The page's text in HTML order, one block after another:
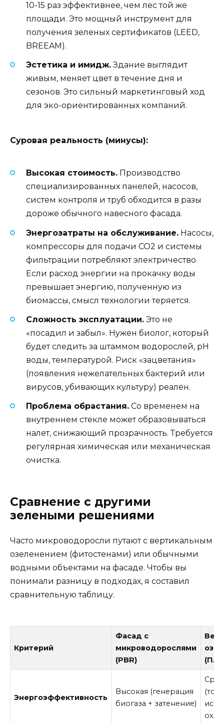
10-15 раз эффективнее, чем лес той же
площади. Это мощный инструмент для
получения зеленых сертификатов (LEED,
BREEAM).
Эстетика и имидж.Здание выглядит
живым, меняет цвет в течение дня и
сезонов. Это сильный маркетинговый ход
для эко-ориентированных компаний.
Суровая реальность (минусы):
Высокая стоимость. Производство
специализированных панелей, насосов,
систем контроля и труб обходится в разы
дороже обычного навесного фасада.
Энергозатраты на обслуживание. Насосы,
компрессоры для подачи CO2 и системы
фильтрации потребляют электричество.
Если расход энергии на прокачку воды
превышает энергию, полученную из
биомассы, смысл технологии теряется.
Сложность эксплуатации. Это не
«посадил и забыл». Нужен биолог, который
будет следить за штаммом водорослей, pH
воды, температурой. Риск «зацветания»
(появления нежелательных бактерий или
вирусов, убивающих культуру) реален.
Проблема обрастания. Со временем на
внутреннем стекле может образовываться
налет, снижающий прозрачность. Требуется
регулярная химическая или механическая
очистка.
Сравнение с другими
зелеными решениями
Часто микроводоросли путают с вертикальным
озеленением (фитостенами) или обычными
водными объектами на фасаде. Чтобы вы
понимали разницу в подходах, я составил
сравнительную таблицу.
Критерий
Фасад с
микроводорослями
(PBR)
Энергоэффективность
Высокая (генерация
биогаза + затенение)